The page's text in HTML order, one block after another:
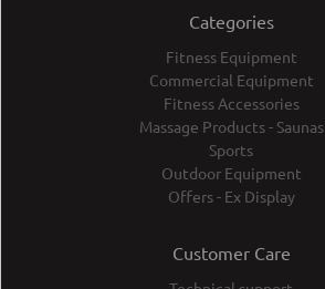
Categories
Fitness Equipment
Commercial Equipment
Fitness Accessories
Massage Products - Saunas
Sports
Outdoor Equipment
Offers - Ex Display
Customer Care